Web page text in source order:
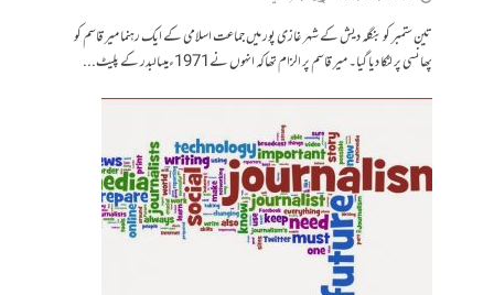
تین ستمبر کو بنگلہ دیش کے شہر غازی پور میں جماعت اسلامی کے ایک رہنما میر قاسم کو
پھانسی پر لٹکا دیا گیا۔ میر قاسم پر الزام تھاکہ انہوں نے1971ءمیںالبدر کے پلیٹ...